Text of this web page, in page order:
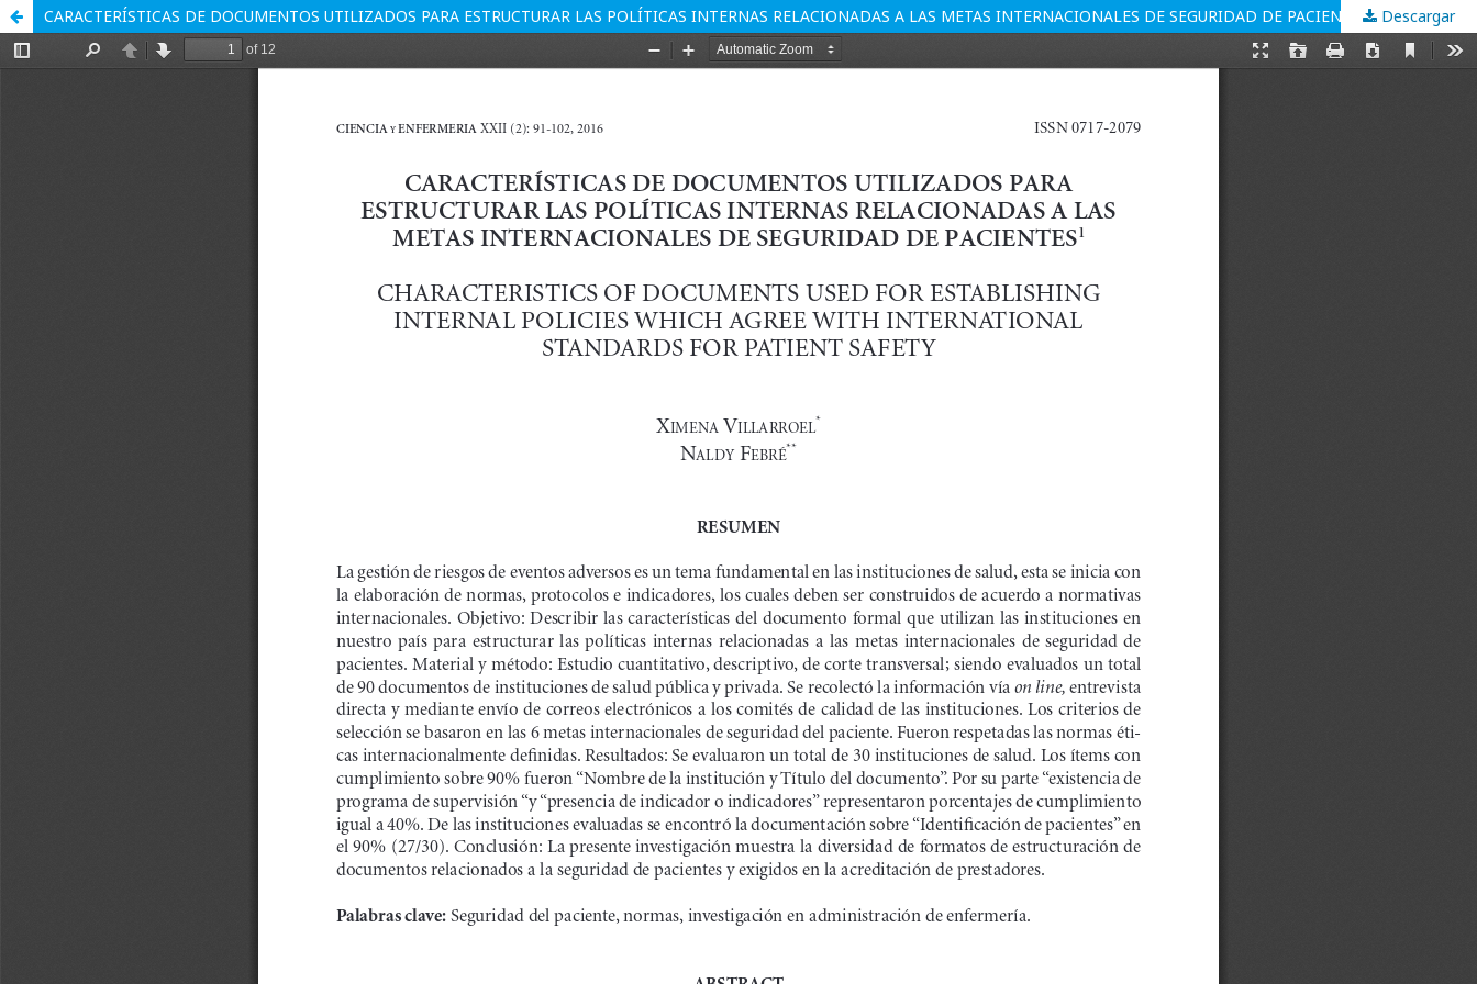
CARACTERÍSTICAS DE DOCUMENTOS UTILIZADOS PARA ESTRUCTURAR LAS POLÍTICAS INTERNAS RELACIONADAS A LAS METAS INTERNACIONALES DE SEGURIDAD DE PACIENTES Descargar